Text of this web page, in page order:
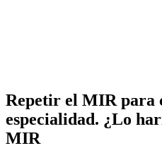
Repetir el MIR para
especialidad. ¿Lo
MIR